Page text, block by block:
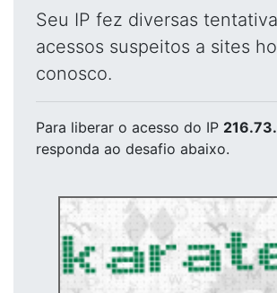
Seu IP fez diversas
acessos suspeitos a sites
conosco.
Para liberar o acesso do IP
responda ao desafio abaixo.